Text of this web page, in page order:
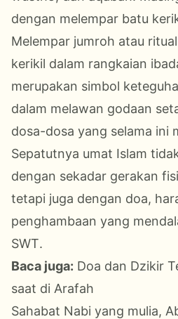
dengan melempar batu
Melempar jumroh atau
kerikil dalam rangkaian
merupakan simbol
dalam melawan godaan
dosa-dosa yang selama ini
Sepatutnya umat Islam
dengan sekadar gerakan
tetapi juga dengan doa,
penghambaan yang
SWT.
Baca juga: Doa dan Dzikir
saat di Arafah
Sahabat Nabi yang mulia,